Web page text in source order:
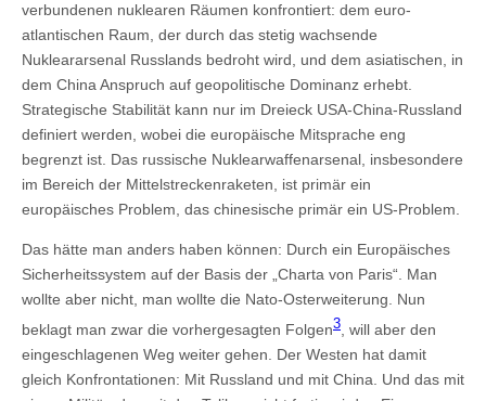
verbundenen nuklearen Räumen konfrontiert: dem euro-
atlantischen Raum, der durch das stetig wachsende
Nukleararsenal Russlands bedroht wird, und dem asiatischen, in
dem China Anspruch auf geopolitische Dominanz erhebt.
Strategische Stabilität kann nur im Dreieck USA-China-Russland
definiert werden, wobei die europäische Mitsprache eng
begrenzt ist. Das russische Nuklearwaffenarsenal, insbesondere
im Bereich der Mittelstreckenraketen, ist primär ein
europäisches Problem, das chinesische primär ein US-Problem.
Das hätte man anders haben können: Durch ein Europäisches
Sicherheitssystem auf der Basis der „Charta von Paris“. Man
wollte aber nicht, man wollte die Nato-Osterweiterung. Nun
beklagt man zwar die vorhergesagten Folgen3 , will aber den
eingeschlagenen Weg weiter gehen. Der Westen hat damit
gleich Konfrontationen: Mit Russland und mit China. Und das mit